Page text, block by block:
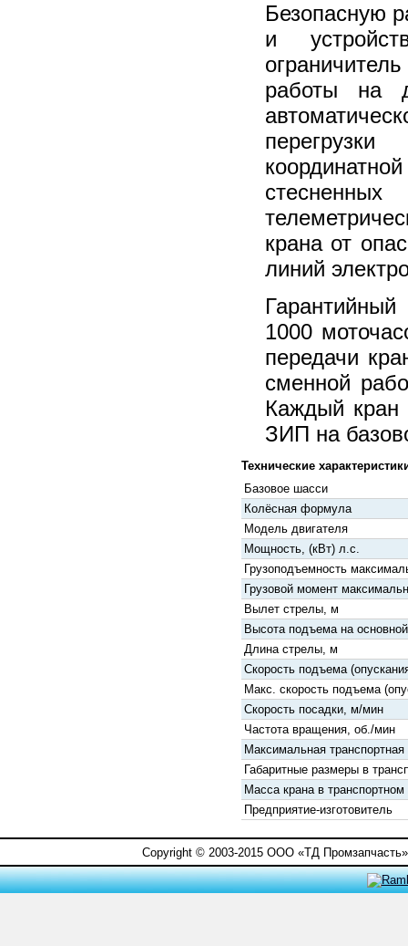
Безопасную
и
работы на
крана от
линий
1000
передачи
сменной
Каждый кран
ЗИП на
Технические
Базовое шасси
Колёсная формула
Модель двигателя
Мощность, (кВт) л.с.
Грузоподъемность
Грузовой момент
Вылет стрелы, м
Высота подъема на
Длина стрелы, м
Скорость подъема
Макс. скорость подъема
Скорость посадки, м/мин
Частота вращения, об./мин
Максимальная транспортная
Габаритные размеры в
Масса крана в
Предприятие-изготовитель
Copyright © 2003-2015 ООО «ТД